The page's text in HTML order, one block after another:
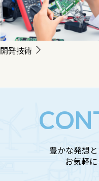
開発技術
豊かな発想
お気軽に